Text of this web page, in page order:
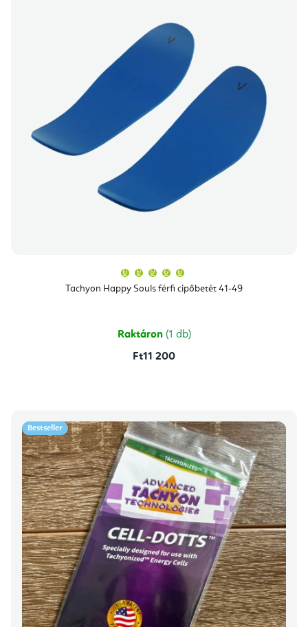
Tachyon Happy Souls férfi cipőbetét 41-49
átlagos
értékelése
csillag.
Raktáron (1 db)
Ft11 200
Bestseller